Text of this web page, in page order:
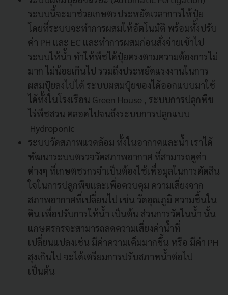
ระบบนี้จะมาช่วยเกษตรประหยัดเวลาการให้ปุ๋ย
โดยที่ระบบจะทำการผสมให้อัตโนมัติ พร้อมทั้งปรับ
ค่า PH และ EC และทำการผสมก่อนสั่งจ่ายเข้าไป
ระบบให้น้ำ ทำให้พืชได้ปุ๋ยตรงตามความต้องการไม่
มาก ไม่น้อยเกินไป รวมถึงประหยัดแรงงานในการ
ผสมปุ๋ยลงไปได้ ระบบผสมปุ๋ยของได้ออกแบบมาใช้
ได้ทั้งในโรงเรือน Green House , ระบบการปลุกพืช
ไร่พืชสวน ตลอดไปจนถึงระบบการปลูกแบบ
Hydroponic
ระบบวัดสภาพแวดล้อม ทั้งในอากาศและน้ำ เราได้
พัฒนาระบบตรวจวัดสภาพอากาศ ที่สามารถดูค่า
ต่างๆ ที่เกษตชรกรจำเป็นต้องใช้เพื่อมุลในการตัดสิน
ใจในการปลูกพืชและเพื่อควบคุม ความเสี่ยงจาก
สภาพอากาศที่เปลี่ยนไป เช่น วัดอุณภูมิ ความชื้นใน
ดิน เพื่อปรับการให้น้ำ เป็นต้น ส่วนการวัดในน้ำ นั้น
แกษตรกรจะสามารถลดความเสี่ยงค่าน้ำที่
เปลี่ยนแปลงเช่น มีค่าความเค็มมากขึ้น หรือ มีค่า PH
สุงเกินไป จะได้เตรียมการปรับสภาพน้ำต่อไป
เป็นต้น